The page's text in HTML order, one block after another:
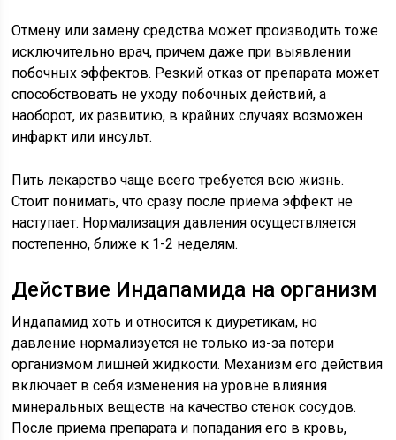
Отмену или замену средства может производить тоже
исключительно врач, причем даже при выявлении
побочных эффектов. Резкий отказ от препарата может
способствовать не уходу побочных действий, а
наоборот, их развитию, в крайних случаях возможен
инфаркт или инсульт.
Пить лекарство чаще всего требуется всю жизнь.
Стоит понимать, что сразу после приема эффект не
наступает. Нормализация давления осуществляется
постепенно, ближе к 1-2 неделям.
Действие Индапамида на организм
Индапамид хоть и относится к диуретикам, но
давление нормализуется не только из-за потери
организмом лишней жидкости. Механизм его действия
включает в себя изменения на уровне влияния
минеральных веществ на качество стенок сосудов.
После приема препарата и попадания его в кровь,